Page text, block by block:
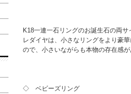
K18一連一石リングのお誕生石の両
レダイヤは、小さなリングをより豪
ので、小さいながらも本物の存在感が
◇ ベビーズリング